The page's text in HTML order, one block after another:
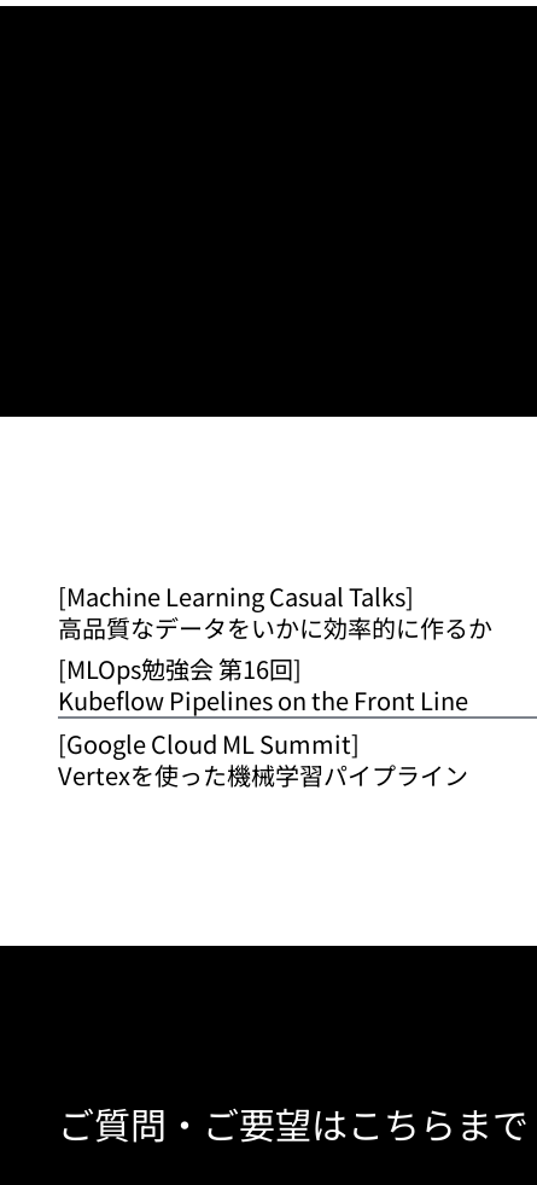
[Machine Learning Casual Talks]
高品質なデータをいかに効率的に作るか
[MLOps勉強会 第16回]
Kubeflow Pipelines on the Front Line
[Google Cloud ML Summit]
Vertexを使った機械学習パイプライン
ご質問・ご要望はこちらまで